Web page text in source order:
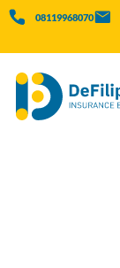
08119968070